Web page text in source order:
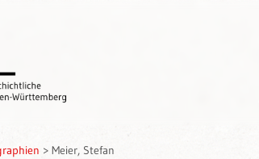
> Meier, Stefan